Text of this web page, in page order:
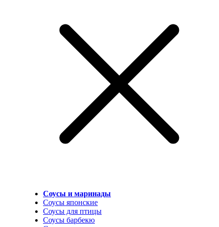
Соусы и маринады
Соусы японские
Соусы для птицы
Соусы барбекю